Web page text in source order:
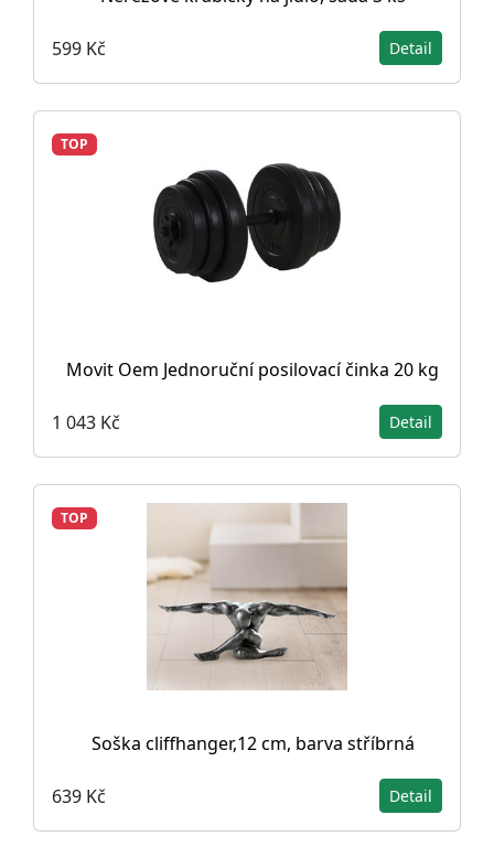
599 Kč Detail
TOP
Movit Oem Jednoruční posilovací činka 20 kg
1 043 Kč Detail
TOP
Soška cliffhanger,12 cm, barva stříbrná
639 Kč Detail